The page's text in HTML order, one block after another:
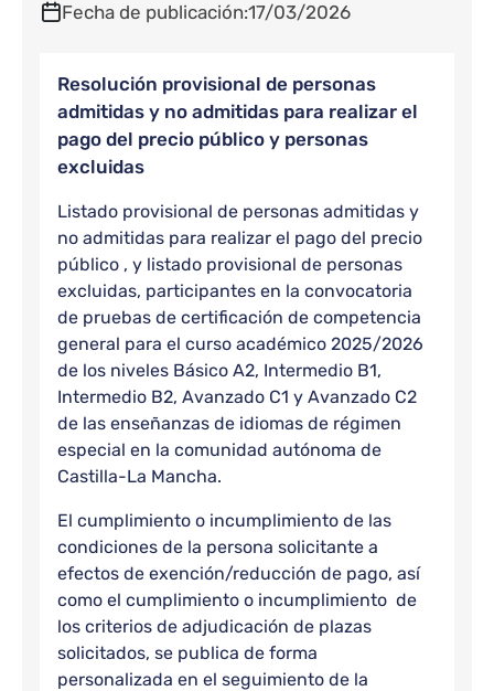
Fecha de publicación 17/03/2026
Resolución provisional de personas
admitidas y no admitidas para realizar el
pago del precio público y personas
excluidas
Listado provisional de personas admitidas y
no admitidas para realizar el pago del precio
público , y listado provisional de personas
excluidas, participantes en la convocatoria
de pruebas de certificación de competencia
general para el curso académico 2025/2026
de los niveles Básico A2, Intermedio B1,
Intermedio B2, Avanzado C1 y Avanzado C2
de las enseñanzas de idiomas de régimen
especial en la comunidad autónoma de
Castilla-La Mancha.
El cumplimiento o incumplimiento de las
condiciones de la persona solicitante a
efectos de exención/reducción de pago, así
como el cumplimiento o incumplimiento de
los criterios de adjudicación de plazas
solicitados, se publica de forma
personalizada en el seguimiento de la